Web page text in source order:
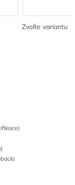
Zvolte variantu